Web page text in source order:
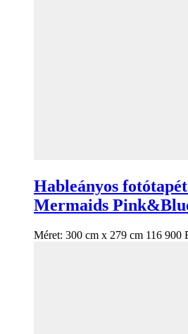
Hableányos
Mermaids
Méret: 300 cm x 279 cm 116 900